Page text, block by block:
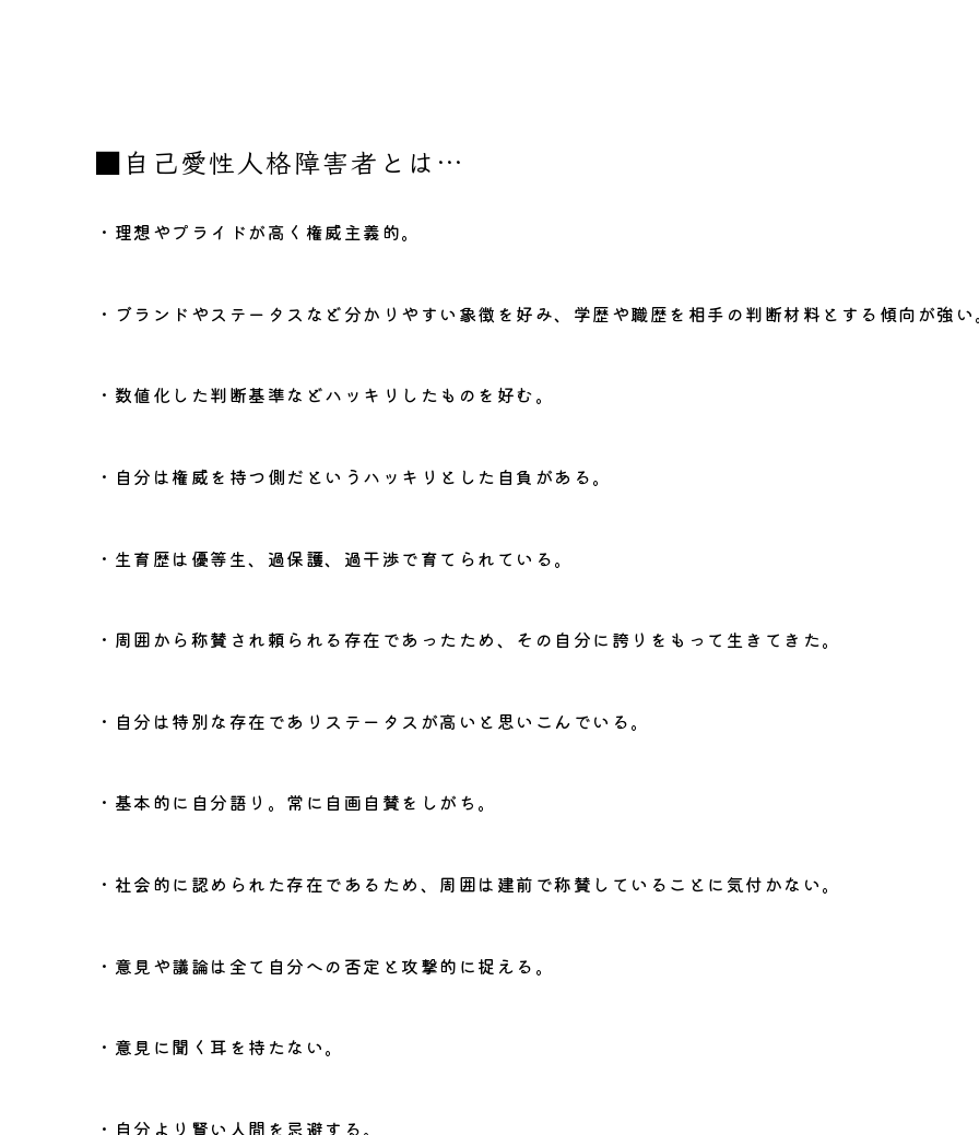
■ 自己愛性人格障害者とは…
・理想やプライドが高く権威主義的。
・ブランドやステータスなど分かりやすい象徴を好み、学歴や職歴を相手の判断材料とする傾向が強
・数値化した判断基準などハッキリしたものを好む。
・自分は権威を持つ側だというハッキリとした自負がある。
・生育歴は優等生、過保護、過干渉で育てられている。
・周囲から称賛され頼られる存在であったため、その自分に誇りをもって生きてきた。
・自分は特別な存在でありステータスが高いと思いこんでいる。
・基本的に自分語り。常に自画自賛をしがち。
・社会的に認められた存在であるため、周囲は建前で称賛していることに気付かない。
・意見や議論は全て自分への否定と攻撃的に捉える。
・意見に聞く耳を持たない。
・自分より賢い人間を忌避する。